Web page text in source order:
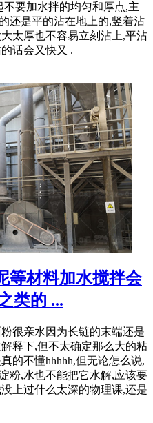
不要加水拌的均匀和厚点,主
还是平的沾在地上的,竖着沾
太厚也不容易立刻沾上,平沾
话会又快又 .
等材料加水搅拌会
类的 ...
很亲水因为长链的末端还是
释下,但不太确定那么大的粘
的不懂hhhhh,但无论怎么说,
粉,水也不能把它水解,应该要
上过什么太深的物理课,还是